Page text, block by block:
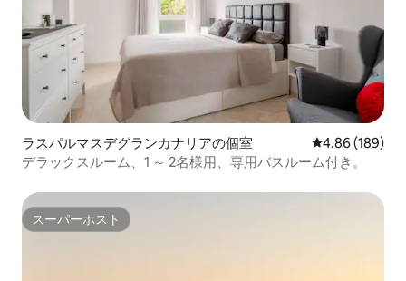
ラスパルマスデグランカナリアの個室 レビュー189
4.86 (189)
デラックスルーム、1 ～ 2名様用、専用バスルーム付き。
スーパーホスト
スーパーホスト